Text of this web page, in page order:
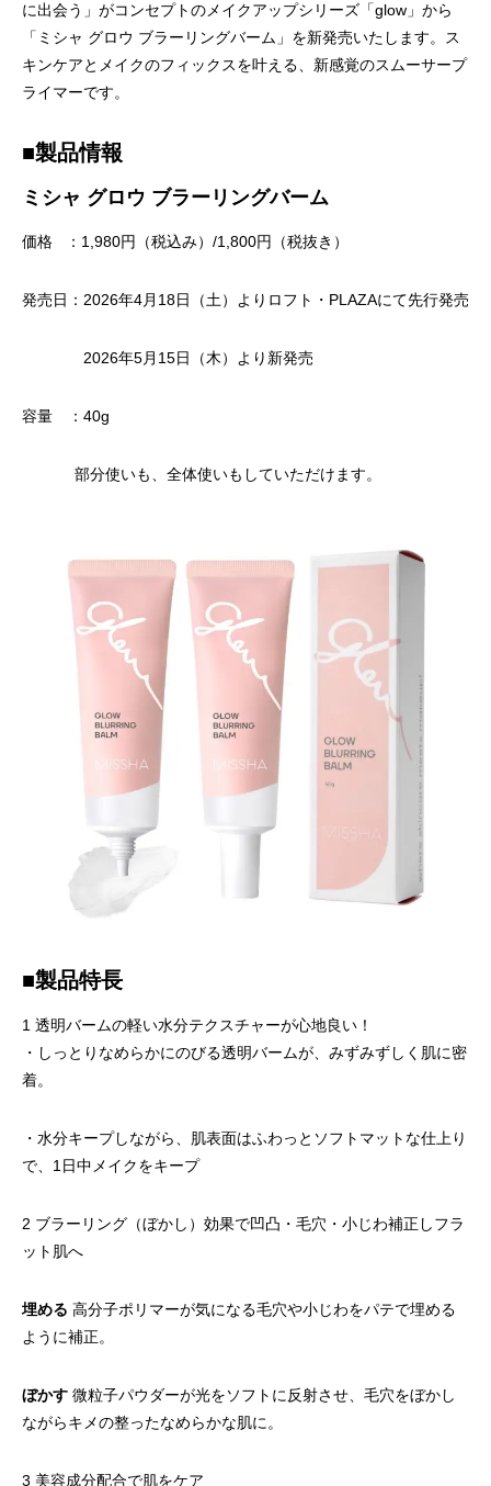
に出会う」がコンセプトのメイクアップシリーズ「glow」から
「ミシャ グロウ ブラーリングバーム」を新発売いたします。ス
キンケアとメイクのフィックスを叶える、新感覚のスムーサープ
ライマーです。
■製品情報
ミシャ グロウ ブラーリングバーム
価格 ：1,980円（税込み）/1,800円（税抜き）
発売日：2026年4月18日（土）よりロフト・PLAZAにて先行発売
2026年5月15日（木）より新発売
容量 ：40g
部分使いも、全体使いもしていただけます。
■製品特長
1 透明バームの軽い水分テクスチャーが心地良い！
・しっとりなめらかにのびる透明バームが、みずみずしく肌に密
着。
・水分キープしながら、肌表面はふわっとソフトマットな仕上り
で、1日中メイクをキープ
2 ブラーリング（ぼかし）効果で凹凸・毛穴・小じわ補正しフラ
ット肌へ
埋める 高分子ポリマーが気になる毛穴や小じわをパテで埋める
ように補正。
ぼかす 微粒子パウダーが光をソフトに反射させ、毛穴をぼかし
ながらキメの整ったなめらかな肌に。
3 美容成分配合で肌をケア